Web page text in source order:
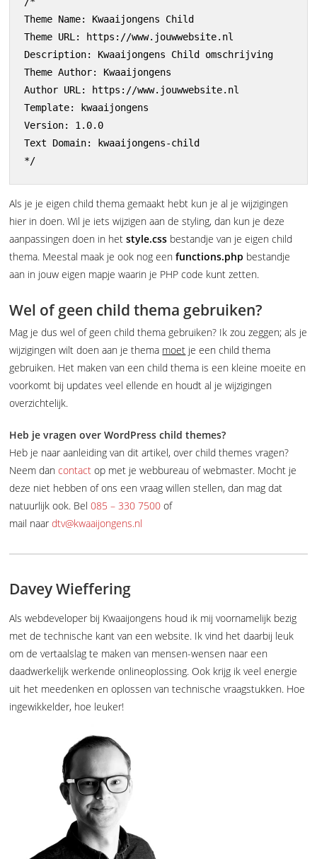
Theme Name: Kwaaijongens Child
Theme URL: https://www.jouwwebsite.nl
Description: Kwaaijongens Child omschrijving
Theme Author: Kwaaijongens
Author URL: https://www.jouwwebsite.nl
Template: kwaaijongens
Version: 1.0.0
Text Domain: kwaaijongens-child
Als je je eigen child thema gemaakt hebt kun je al je wijzigingen
hier in doen. Wil je iets wijzigen aan de styling, dan kun je deze
aanpassingen doen in hetstyle.css bestandje van je eigen child
thema. Meestal maak je ook nog eenfunctions.php bestandje
aan in jouw eigen mapje waarin je PHP code kunt zetten.
Wel of geen child thema gebruiken?
Mag je dus wel of geen child thema gebruiken? Ik zou zeggen; als je
wijzigingen wilt doen aan je thema moet je een child thema
gebruiken. Het maken van een child thema is een kleine moeite en
voorkomt bij updates veel ellende en houdt al je wijzigingen
overzichtelijk.
Heb je vragen over WordPress child themes?
Heb je naar aanleiding van dit artikel, over child themes vragen?
Neem dancontact op met je webbureau of webmaster. Mocht je
deze niet hebben of ons een vraag willen stellen, dan mag dat
natuurlijk ook. Bel085 – 330 7500 of
mail naardtv@kwaaijongens.nl
Davey Wieffering
Als webdeveloper bij Kwaaijongens houd ik mij voornamelijk bezig
met de technische kant van een website. Ik vind het daarbij leuk
om de vertaalslag te maken van mensen-wensen naar een
daadwerkelijk werkende onlineoplossing. Ook krijg ik veel energie
uit het meedenken en oplossen van technische vraagstukken. Hoe
ingewikkelder, hoe leuker!